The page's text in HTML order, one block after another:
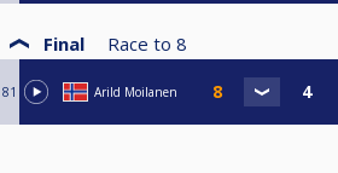
Final Race to 8
81 Arild Moilanen